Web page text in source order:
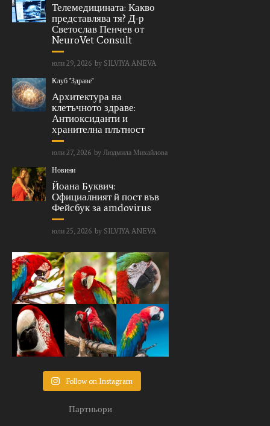
Телемедицината: Какво
представлява тя? Д-р
Светослав Пенчев от
NeuroVet Consult
юли 29, 2026 by SILVIYA ANEVA
Клуб "Здраве"
Архитектура на
клетъчното здраве:
Антиоксиданти и
хранителна плътност
юли 27, 2026 by Людмила Михайлова
Новини
Йоана Буквич:
Официалният й пост във
Фейсбук за amdovirus
юли 25, 2026 by SILVIYA ANEVA
Follow on Instagram
Партньори